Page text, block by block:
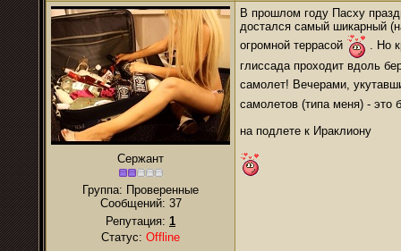
Сержант
Группа: Проверенные
Сообщений: 37
Репутация: 1
Статус: Offline
В прошлом году Пасху
достался самый шикарный
огромной террасой
. Но
глиссада проходит вдоль
самолет! Вечерами,
самолетов (типа меня) - это
на подлете к Ираклиону